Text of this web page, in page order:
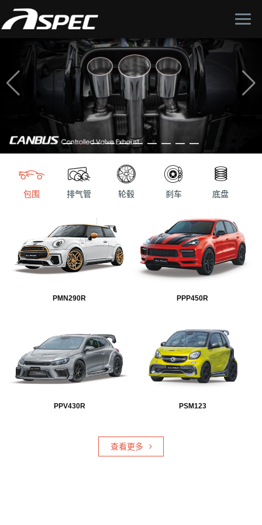
包围 排气管 轮毂 刹车 底盘
PMN290R PPP450R
PPV430R PSM123
查看更多